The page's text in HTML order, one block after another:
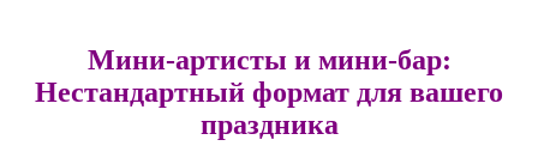
Мини-артисты и мини-бар:
Нестандартный формат для вашего
праздника